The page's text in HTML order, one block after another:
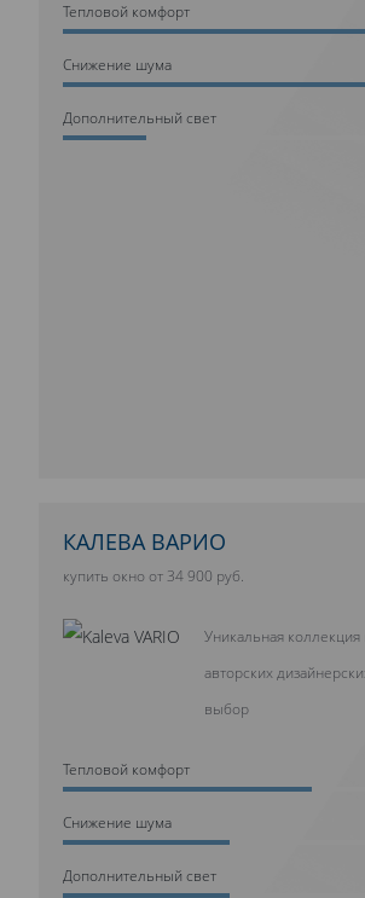
Тепловой комфорт
Cнижение шума
Дополнительный свет
КАЛЕВА ВАРИО
купить окно от 34 900 руб.
Уникальная коллекция
авторских
выбор
Тепловой комфорт
Cнижение шума
Дополнительный свет